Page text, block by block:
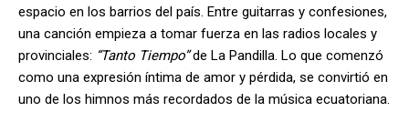
espacio en los barrios del país. Entre guitarras y confesiones,
una canción empieza a tomar fuerza en las radios locales y
provinciales: “Tanto Tiempo”de La Pandilla. Lo que comenzó
como una expresión íntima de amor y pérdida, se convirtió en
uno de los himnos más recordados de la música ecuatoriana.